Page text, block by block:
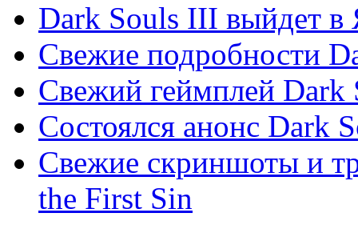
Dark Souls III выйдет в
Свежие подробности
Свежий геймплей Dark
Состоялся анонс Dark
Свежие скриншоты и
the First Sin